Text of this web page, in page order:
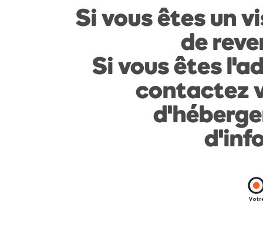
Si vous êtes un
de
Si vous êtes
contactez